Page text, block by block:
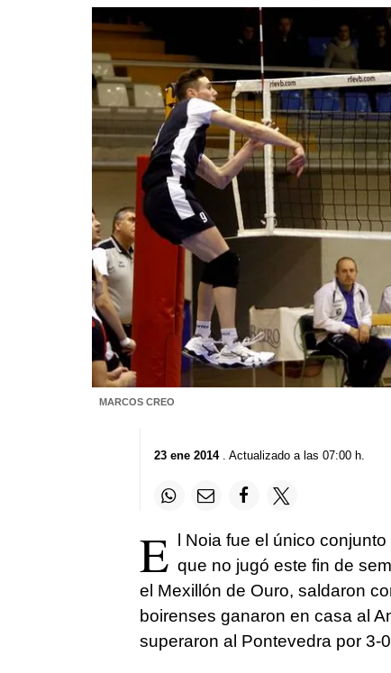
MARCOS CREO
23 ene 2014. Actualizado a las 07:00 h.
E
l Noia fue el único
que no jugó este fin de
el Mexillón de Ouro, saldaron
boirenses ganaron en casa al
superaron al Pontevedra por 3-